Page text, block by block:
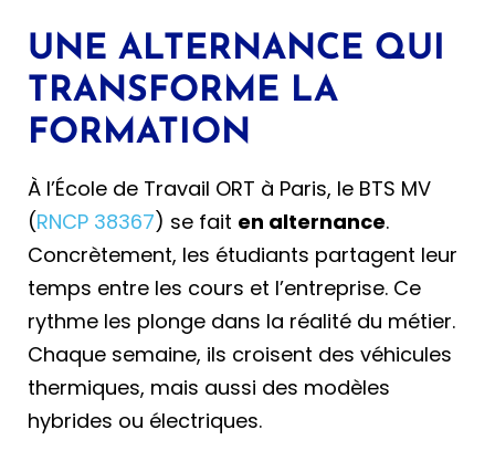
UNE ALTERNANCE QUI
TRANSFORME LA
FORMATION
À l’École de Travail ORT à Paris, le BTS MV
(RNCP 38367) se fait en alternance.
Concrètement, les étudiants partagent leur
temps entre les cours et l’entreprise. Ce
rythme les plonge dans la réalité du métier.
Chaque semaine, ils croisent des véhicules
thermiques, mais aussi des modèles
hybrides ou électriques.